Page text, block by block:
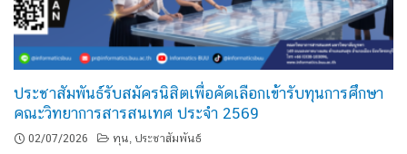
ประชาสัมพันธ์รับสมัครนิสิตเพื่อคัดเลือกเข้ารับทุนการศึกษา
คณะวิทยาการสารสนเทศ ประจำ 2569
02/07/2026 ทุน, ประชาสัมพันธ์